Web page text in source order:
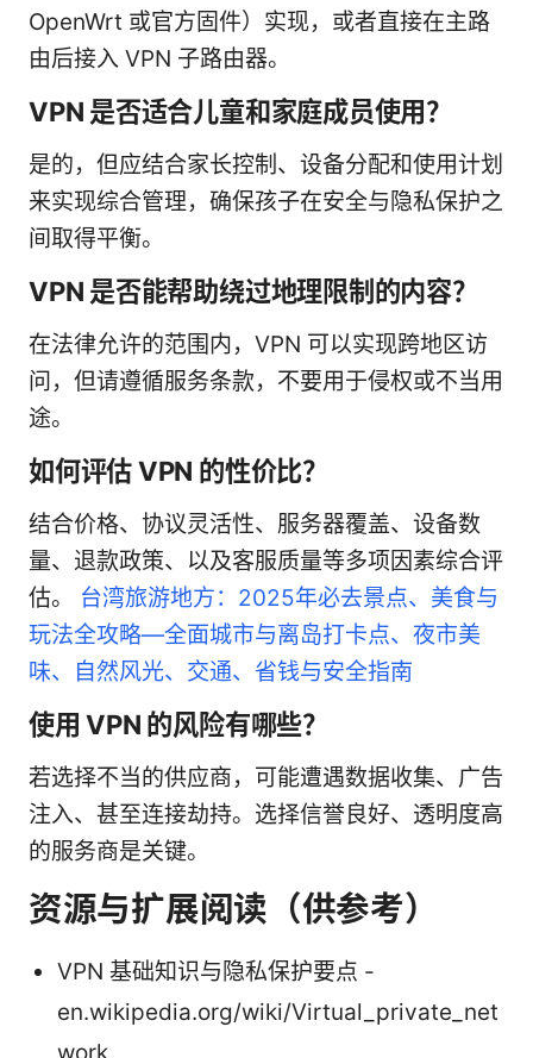
OpenWrt 或官方固件）实现，或者直接在主路
由后接入 VPN 子路由器。
VPN 是否适合儿童和家庭成员使用？
是的，但应结合家长控制、设备分配和使用计划
来实现综合管理，确保孩子在安全与隐私保护之
间取得平衡。
VPN 是否能帮助绕过地理限制的内容？
在法律允许的范围内，VPN 可以实现跨地区访
问，但请遵循服务条款，不要用于侵权或不当用
途。
如何评估 VPN 的性价比？
结合价格、协议灵活性、服务器覆盖、设备数
量、退款政策、以及客服质量等多项因素综合评
估。 台湾旅游地方：2025年必去景点、美食与
玩法全攻略—全面城市与离岛打卡点、夜市美
味、自然风光、交通、省钱与安全指南
使用 VPN 的风险有哪些？
若选择不当的供应商，可能遭遇数据收集、广告
注入、甚至连接劫持。选择信誉良好、透明度高
的服务商是关键。
资源与扩展阅读（供参考）
VPN 基础知识与隐私保护要点 -
en.wikipedia.org/wiki/Virtual_private_net
work